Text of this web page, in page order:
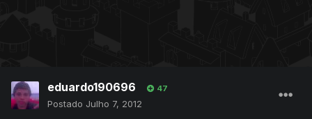
eduardo190696 47
Postado Julho 7, 2012